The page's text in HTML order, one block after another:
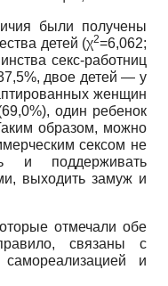
были получены
детей (χ2=6,062;
секс-работниц
двое детей — у
женщин
один ребенок
образом, можно
сексом не
и поддерживать
выходить замуж и
отмечали обе
связаны с
и